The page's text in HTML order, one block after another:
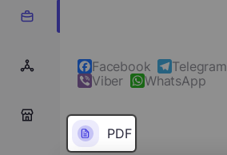
Facebook Telegram
Viber
WhatsApp
PDF